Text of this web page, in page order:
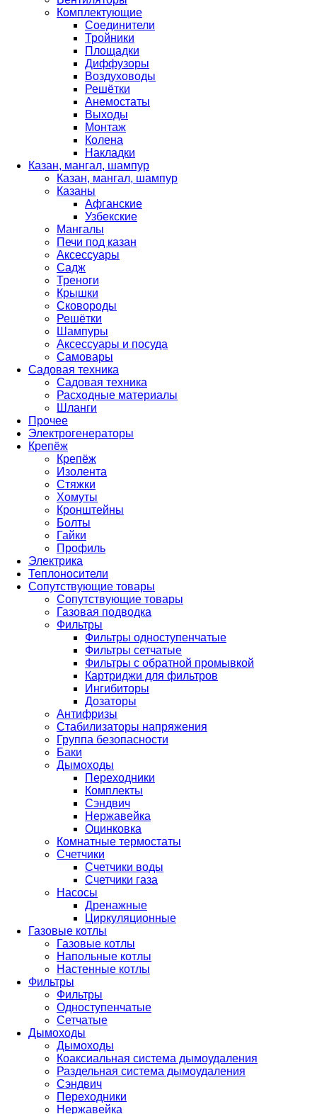
Комплектующие
Соединители
Тройники
Площадки
Диффузоры
Воздуховоды
Решётки
Анемостаты
Выходы
Монтаж
Колена
Накладки
Казан, мангал, шампур
Казан, мангал, шампур
Казаны
Афганские
Узбекские
Мангалы
Печи под казан
Аксессуары
Садж
Треноги
Крышки
Сковороды
Решётки
Шампуры
Аксессуары и посуда
Самовары
Садовая техника
Садовая техника
Расходные материалы
Шланги
Прочее
Электрогенераторы
Крепёж
Крепёж
Изолента
Стяжки
Хомуты
Кронштейны
Болты
Гайки
Профиль
Электрика
Теплоносители
Сопутствующие товары
Сопутствующие товары
Газовая подводка
Фильтры
Фильтры одноступенчатые
Фильтры сетчатые
Фильтры с обратной промывкой
Картриджи для фильтров
Ингибиторы
Дозаторы
Антифризы
Стабилизаторы напряжения
Группа безопасности
Баки
Дымоходы
Переходники
Комплекты
Сэндвич
Нержавейка
Оцинковка
Комнатные термостаты
Счетчики
Счетчики воды
Счетчики газа
Насосы
Дренажные
Циркуляционные
Газовые котлы
Газовые котлы
Напольные котлы
Настенные котлы
Фильтры
Фильтры
Одноступенчатые
Сетчатые
Дымоходы
Дымоходы
Коаксиальная система дымоудаления
Раздельная система дымоудаления
Сэндвич
Переходники
Нержавейка